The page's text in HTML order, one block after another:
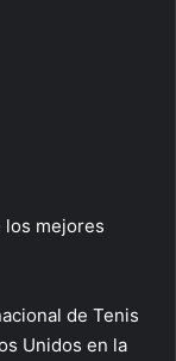
los mejores
de Tenis
Unidos en la